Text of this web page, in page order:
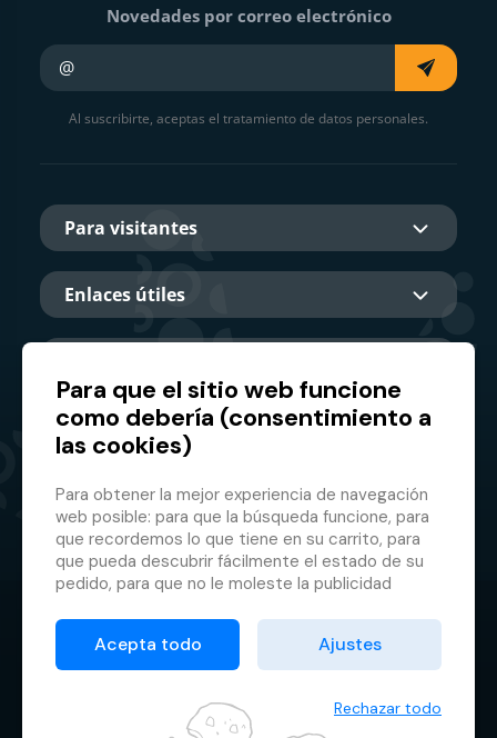
Novedades por correo electrónico
Al suscribirte, aceptas el tratamiento de datos personales.
Para visitantes
Enlaces útiles
Socio principal
© 2026 GMF Aquapark Prague, a.s.
Protección de datos personales
Condiciones contractuales
Administrador de cookies
Para que el sitio web funcione
como debería (consentimiento a
las cookies)
Para obtener la mejor experiencia de navegación
web posible: para que la búsqueda funcione, para
que recordemos lo que tiene en su carrito, para
que pueda descubrir fácilmente el estado de su
pedido, para que no le moleste la publicidad
cada vez.
Es por eso que necesitamos tu consentimiento
pequeños archivos que se almacenan
temporalmente en su navegador. Gracias por
Acepta todo Ajustes
Rechazar todo